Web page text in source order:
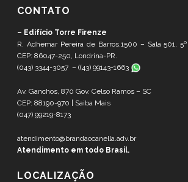
CONTATO
– Edifício Torre Firenze
R. Adhemar Pereira de Barros,1500 – Sala 501,
CEP: 86047-250, Londrina-PR.
(043) 3344-3057 – ((43) 99143-1663
Av. Ganchos, 870 Gov. Celso Ramos – SC
CEP: 88190-970 | Saiba Mais
(047) 99219-8173
atendimento@brandaocanella.adv.br
Atendimento em todo Brasil.
LOCALIZAÇÃO